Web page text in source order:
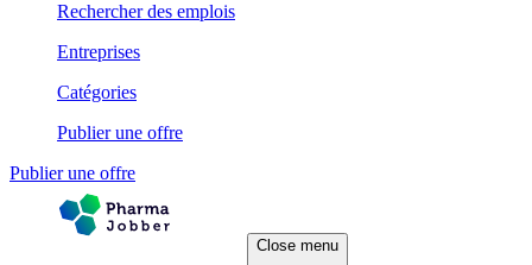
Rechercher des emplois
Entreprises
Catégories
Publier une offre
Publier une offre
Close menu